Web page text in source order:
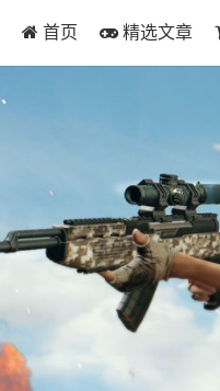
首页 精选文章